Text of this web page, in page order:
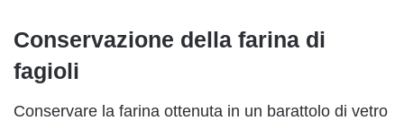
Conservazione della farina di
fagioli
Conservare la farina ottenuta in un barattolo di vetro